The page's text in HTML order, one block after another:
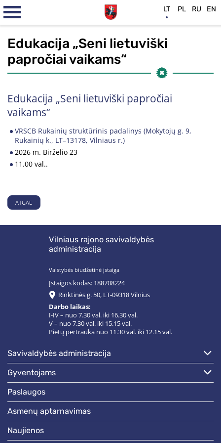
Edukacija „Seni lietuviški
papročiai vaikams“
Edukacija „Seni lietuviški papročiai
vaikams“
VRSCB Rukainių struktūrinis padalinys (Mokytojų g. 9,
Rukainių k., LT–13178, Vilniaus r.)
2026 m. Birželio 23
11.00 val..
ATGAL
Vilniaus rajono savivaldybės
administracija
Valstybės biudžetinė įstaiga
Įstaigos kodas: 188708224
Rinktinės g. 50, LT-09318 Vilnius
Darbo laikas:
I-IV – nuo 7.30 val. iki 16.30 val.
V – nuo 7.30 val. iki 15.15 val.
Pietų pertrauka nuo 11.30 val. iki 12.15 val.
savivaldybės administracija
gyventojams
paslaugos
asmenų aptarnavimas
naujienos
LT PL RU EN